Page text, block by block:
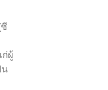
ก่ผู้
น